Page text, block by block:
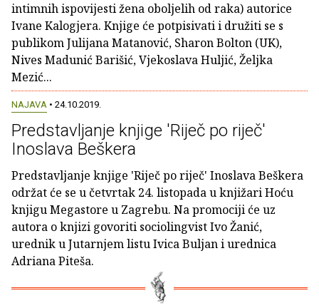
intimnih ispovijesti žena oboljelih od raka) autorice
Ivane Kalogjera. Knjige će potpisivati i družiti se s
publikom Julijana Matanović, Sharon Bolton (UK),
Nives Madunić Barišić, Vjekoslava Huljić, Željka
Mezić...
NAJAVA • 24.10.2019.
Predstavljanje knjige 'Riječ po riječ'
Inoslava Beškera
Predstavljanje knjige 'Riječ po riječ' Inoslava Beškera
održat će se u četvrtak 24. listopada u knjižari Hoću
knjigu Megastore u Zagrebu. Na promociji će uz
autora o knjizi govoriti sociolingvist Ivo Žanić,
urednik u Jutarnjem listu Ivica Buljan i urednica
Adriana Piteša.